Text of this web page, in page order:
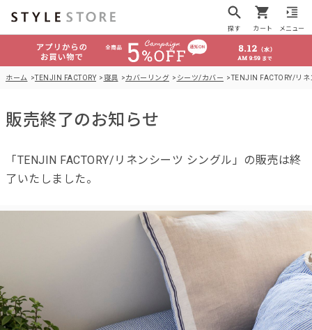
探す カート メニュー
ホーム TENJIN FACTORY 寝具 カバーリング シーツ/カバー TENJIN FACTORY/リ
販売終了のお知らせ
「TENJIN FACTORY/リネンシーツ シングル」の販売は終
了いたしました。